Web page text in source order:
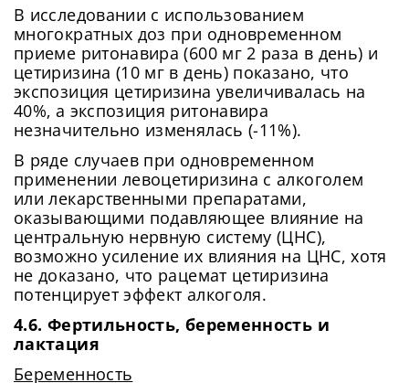
В исследовании с использованием
многократных доз при одновременном
приеме ритонавира (600 мг 2 раза в день) и
цетиризина (10 мг в день) показано, что
экспозиция цетиризина увеличивалась на
40%‚ а экспозиция ритонавира
незначительно изменялась (-11%).
В ряде случаев при одновременном
применении левоцетиризина с алкоголем
или лекарственными препаратами,
оказывающими подавляющее влияние на
центральную нервную систему (ЦНС),
возможно усиление их влияния на ЦНС, хотя
не доказано, что рацемат цетиризина
потенцирует эффект алкоголя.
4.6. Фертильность, беременность и
лактация
Беременность